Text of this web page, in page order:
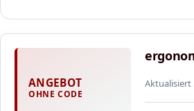
ANGEBOT
OHNE CODE
Aktualisiert